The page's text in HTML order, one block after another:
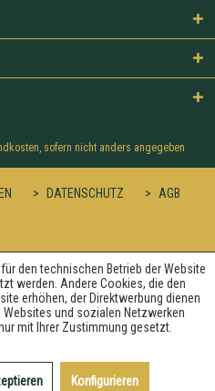
, sofern nicht anders angegeben
DATENSCHUTZ AGB
den technischen Betrieb der Website
werden. Andere Cookies, die den
erhöhen, der Direktwerbung dienen
und sozialen Netzwerken
mit Ihrer Zustimmung gesetzt.
Konfigurieren